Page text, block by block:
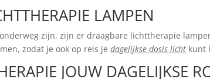
LAMPEN
zijn, zijn er draagbare lichttherapie
zodat je ook op reis jedagelijkse dosis licht kunt
JOUW DAGELIJKSE